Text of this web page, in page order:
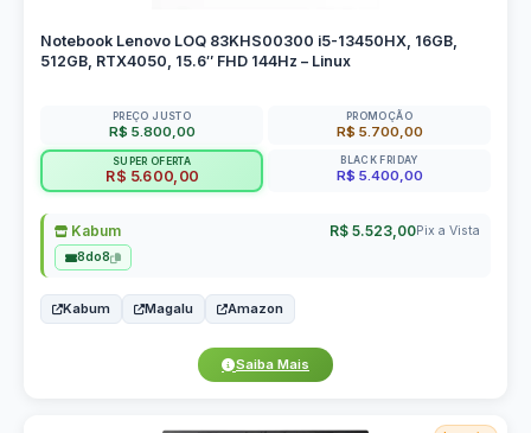
Notebook Lenovo LOQ 83KHS00300 i5-13450HX, 16GB,
512GB, RTX4050, 15.6″ FHD 144Hz – Linux
PREÇO JUSTO
R$ 5.800,00
PROMOÇÃO
R$ 5.700,00
SUPER OFERTA
R$ 5.600,00
BLACK FRIDAY
R$ 5.400,00
Kabum R$ 5.523,00Pix a Vista
8do8
Kabum Magalu Amazon
Saiba Mais